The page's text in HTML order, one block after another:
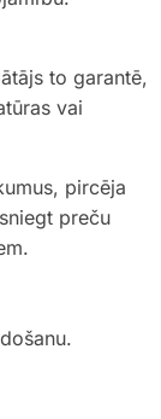
to garantē,
vai
pircēja
preču